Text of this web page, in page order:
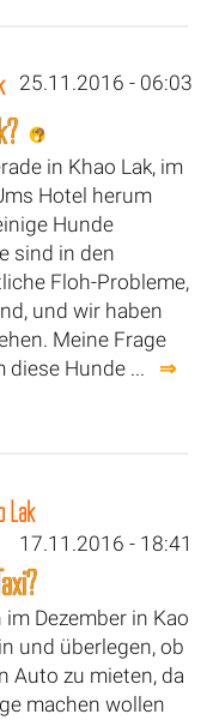
25.11.2016 - 06:03
in Khao Lak, im
Hotel herum
Hunde
sind in den
Floh-Probleme,
und wir haben
Meine Frage
diese Hunde ... ⇒
Lak
17.11.2016 - 18:41
Dezember in Kao
und überlegen, ob
Auto zu mieten, da
machen wollen